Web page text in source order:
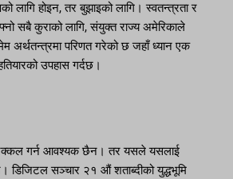
लागि होइन, तर बुझाइको लागि। स्वतन्त्रता र
सबै कुराको लागि, संयुक्त राज्य अमेरिकाले
अर्थतन्त्रमा परिणत गरेको छ जहाँ ध्यान एक
उपहास गर्दछ।
गर्न आवश्यक छैन। तर यसले यसलाई
डिजिटल सञ्चार २१ औं शताब्दीको युद्धभूमि